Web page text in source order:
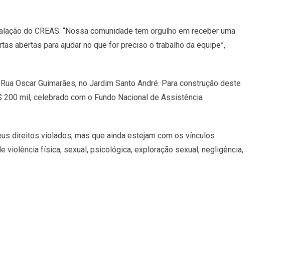
do CREAS. “Nossa comunidade tem orgulho em receber uma
abertas para ajudar no que for preciso o trabalho da equipe”,
Oscar Guimarães, no Jardim Santo André. Para construção deste
mil, celebrado com o Fundo Nacional de Assistência
direitos violados, mas que ainda estejam com os vínculos
física, sexual, psicológica, exploração sexual, negligência,